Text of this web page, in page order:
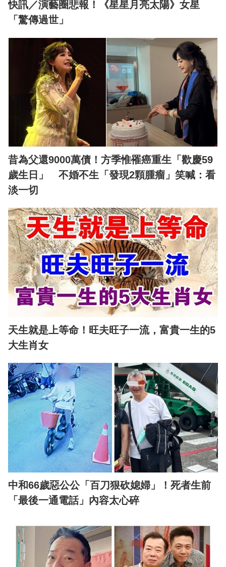
快訊／演藝圈悲報！《星星月亮太陽》女星
「驚傳過世」
昔為父還9000萬債！方季惟罹癌重生「歡慶59
歲生日」 不婚不生「發現2顆腫瘤」笑喊：看
淡一切
天生就是上等命！旺夫旺子一流，富貴一生的5
大生肖女
中和66歲惡公公「百刀狠砍媳婦」！死者生前
「最後一通電話」內容太心碎